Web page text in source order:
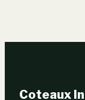
Coteaux